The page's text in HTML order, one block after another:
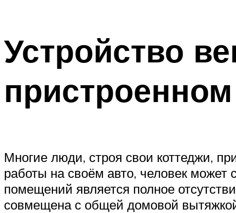
Устройство
Многие люди, строя свои коттеджи,
работы на своём авто, человек
помещений является полное
совмещена с общей домовой